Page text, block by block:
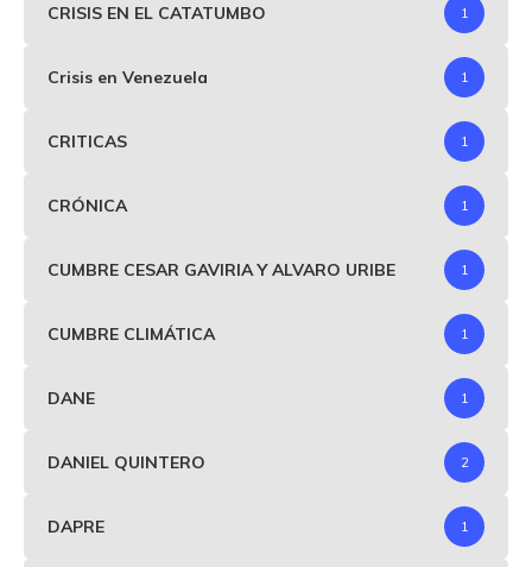
CRISIS EN EL CATATUMBO 1
Crisis en Venezuela 1
CRITICAS 1
CRÓNICA 1
CUMBRE CESAR GAVIRIA Y ALVARO URIBE 1
CUMBRE CLIMÁTICA 1
DANE 1
DANIEL QUINTERO 2
DAPRE 1